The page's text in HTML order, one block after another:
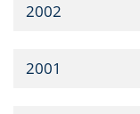
2002
2001